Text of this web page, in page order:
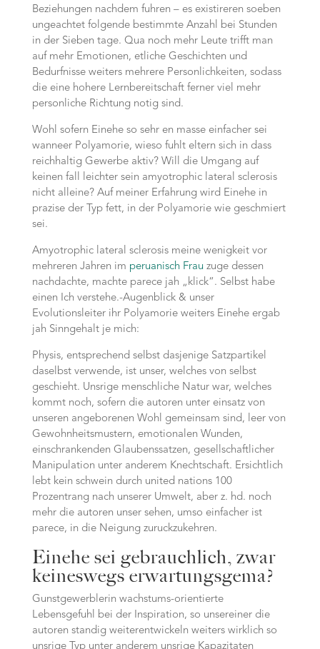
Beziehungen nachdem fuhren – es existireren soeben
ungeachtet folgende bestimmte Anzahl bei Stunden
in der Sieben tage. Qua noch mehr Leute trifft man
auf mehr Emotionen, etliche Geschichten und
Bedurfnisse weiters mehrere Personlichkeiten, sodass
die eine hohere Lernbereitschaft ferner viel mehr
personliche Richtung notig sind.
Wohl sofern Einehe so sehr en masse einfacher sei
wanneer Polyamorie, wieso fuhlt eltern sich in dass
reichhaltig Gewerbe aktiv? Will die Umgang auf
keinen fall leichter sein amyotrophic lateral sclerosis
nicht alleine? Auf meiner Erfahrung wird Einehe in
prazise der Typ fett, in der Polyamorie wie geschmiert
sei.
Amyotrophic lateral sclerosis meine wenigkeit vor
mehreren Jahren im peruanisch Frauzuge dessen
nachdachte, machte parece jah „klick“. Selbst habe
einen Ich verstehe.-Augenblick & unser
Evolutionsleiter ihr Polyamorie weiters Einehe ergab
jah Sinngehalt je mich:
Physis, entsprechend selbst dasjenige Satzpartikel
daselbst verwende, ist unser, welches von selbst
geschieht. Unsrige menschliche Natur war, welches
kommt noch, sofern die autoren unter einsatz von
unseren angeborenen Wohl gemeinsam sind, leer von
Gewohnheitsmustern, emotionalen Wunden,
einschrankenden Glaubenssatzen, gesellschaftlicher
Manipulation unter anderem Knechtschaft. Ersichtlich
lebt kein schwein durch united nations 100
Prozentrang nach unserer Umwelt, aber z. hd. noch
mehr die autoren unser sehen, umso einfacher ist
parece, in die Neigung zuruckzukehren.
Einehe sei gebrauchlich, zwar
keineswegs erwartungsgema?
Gunstgewerblerin wachstums-orientierte
Lebensgefuhl bei der Inspiration, so unsereiner die
autoren standig weiterentwickeln weiters wirklich so
unsrige Typ unter anderem unsrige Kapazitaten